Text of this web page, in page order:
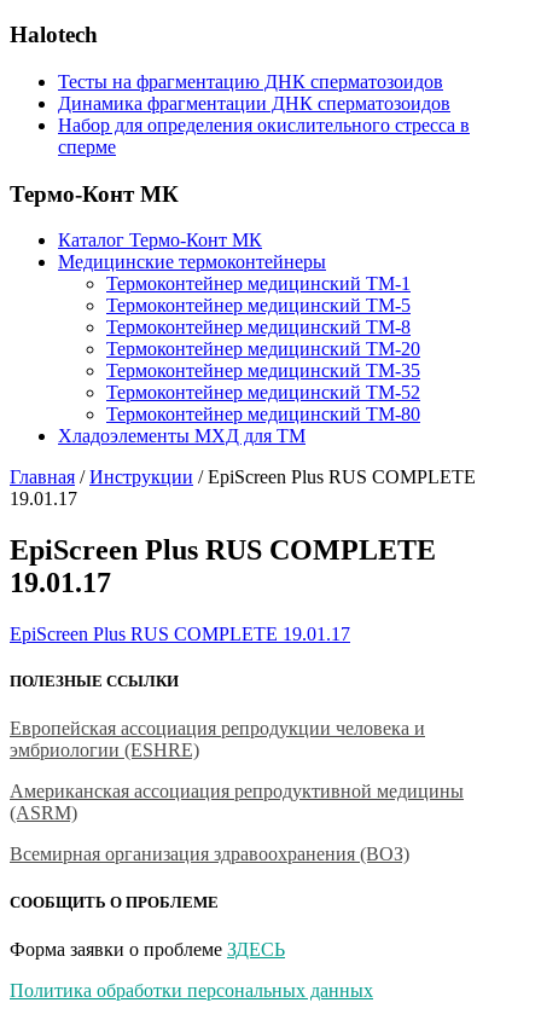
Halotech
Тесты на фрагментацию ДНК сперматозоидов
Динамика фрагментации ДНК сперматозоидов
Набор для определения окислительного стресса в
сперме
Термо-Конт МК
Каталог Термо-Конт МК
Медицинские термоконтейнеры
Термоконтейнер медицинский ТМ-1
Термоконтейнер медицинский ТМ-5
Термоконтейнер медицинский ТМ-8
Термоконтейнер медицинский ТМ-20
Термоконтейнер медицинский ТМ-35
Термоконтейнер медицинский ТМ-52
Термоконтейнер медицинский ТМ-80
Хладоэлементы МХД для ТМ
Главная /Инструкции /EpiScreen Plus RUS COMPLETE
19.01.17
EpiScreen Plus RUS COMPLETE
19.01.17
EpiScreen Plus RUS COMPLETE 19.01.17
ПОЛЕЗНЫЕ ССЫЛКИ
Европейская ассоциация репродукции человека и
эмбриологии (ESHRE)
Американская ассоциация репродуктивной медицины
(ASRM)
Всемирная организация здравоохранения (ВОЗ)
СООБЩИТЬ О ПРОБЛЕМЕ
Форма заявки о проблеме ЗДЕСЬ
Политика обработки персональных данных